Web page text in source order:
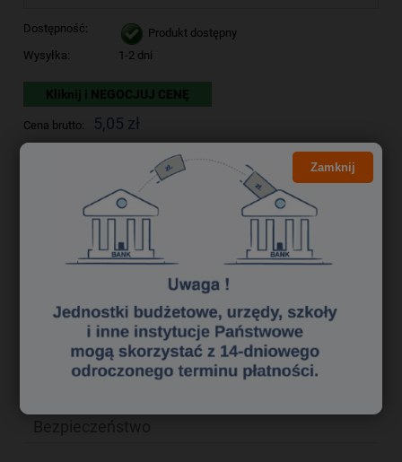
Dostępność:
Produkt dostępny
Wysyłka:
1-2 dni
Kliknij i NEGOCJUJ CENĘ
Cena brutto: 5,05 zł
do koszyka
dodaj do przechowalni
Producent:
Kod produktu:
pik1330344
zapytaj o produkt
poleć znajomemu
Bezpieczeństwo
Zamknij